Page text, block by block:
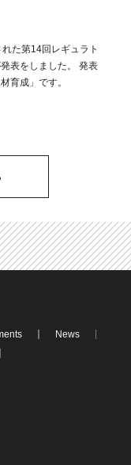
た第14回レギュラト
表をしました。 発表
育成」です。
News